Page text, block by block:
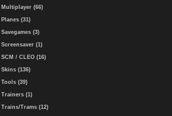
Multiplayer (66)
Planes (31)
Savegames (3)
Screensaver (1)
SCM / CLEO (16)
Skins (136)
Tools (39)
Trainers (1)
Trains/Trams (12)